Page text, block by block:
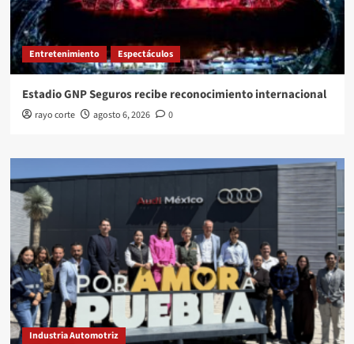
Entretenimiento Espectáculos
Estadio GNP Seguros recibe reconocimiento internacional
rayo corte agosto 6, 2026 0
Industria Automotriz